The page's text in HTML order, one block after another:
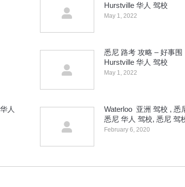
Hurstville 华人 驾校
May 1, 2022
悉尼 路考 攻略 – 好事围
Hurstville 华人 驾校
May 1, 2022
人
Waterloo 亚洲 驾校 , 悉
悉尼 华人 驾校, 悉尼 驾
February 6, 2020